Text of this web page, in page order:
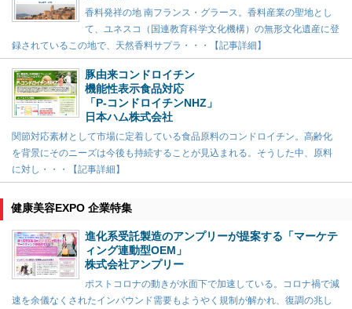
香料発祥の地 南フランス・グラース。香料産業の聖地とし
て、ユネスコ（国連教育科学文化機構）の無形文化遺産に登
録されているこの地で、天然香料サプラ・・・【記事詳細】
豚由来コンドロイチン
機能性表示食品対応
「P-コンドロイチンNHZ」
日本ハム株式会社
関節対応素材として市場に定着している食品原料のコンドロイチン。高齢化
を背景にそのニーズは今後も持続することが見込まれる。そうした中、原料
に対し・・・【記事詳細】
健康美容EXPO 企業特集
進化系受託製造のアンプリーが提案する「マーケテ
ィング連動型OEM」
株式会社アンプリー
ポストコロナの動きが水面下で加速している。コロナ禍で減
速を余儀なくされたインバウンド需要もようやく規制が解かれ、復調の兆し